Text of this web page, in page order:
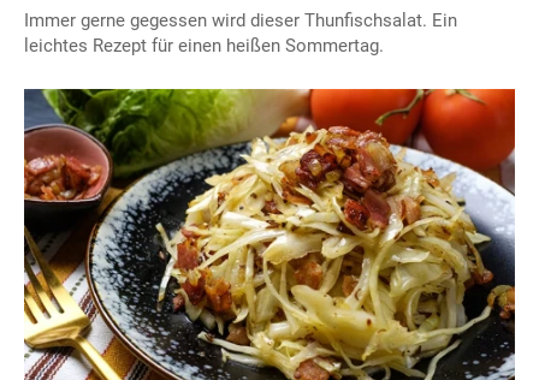
Immer gerne gegessen wird dieser Thunfischsalat. Ein
leichtes Rezept für einen heißen Sommertag.